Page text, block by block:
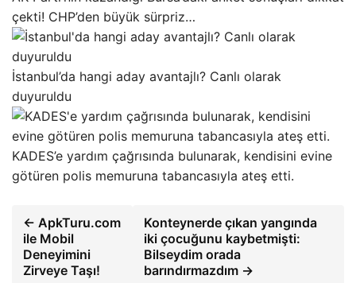
çekti! CHP’den büyük sürpriz…
İstanbul’da hangi aday avantajlı? Canlı olarak
duyuruldu
KADES’e yardım çağrısında bulunarak, kendisini evine
götüren polis memuruna tabancasıyla ateş etti.
← ApkTuru.com
ile Mobil
Deneyimini
Zirveye Taşı!
Konteynerde çıkan yangında
iki çocuğunu kaybetmişti:
Bilseydim orada
barındırmazdım →